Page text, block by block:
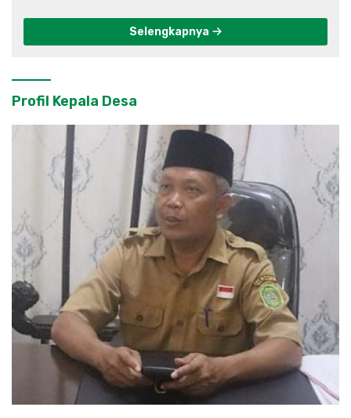
Selengkapnya
Profil Kepala Desa